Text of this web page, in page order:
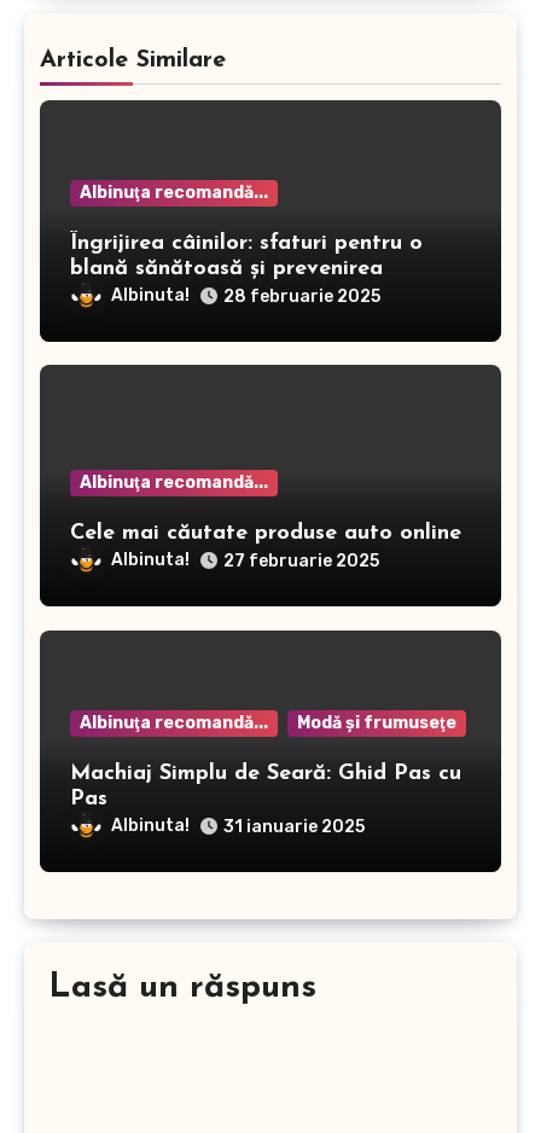
Articole Similare
Albinuţa recomandă...
Îngrijirea câinilor: sfaturi pentru o
blană sănătoasă și prevenirea
dermatitei
Albinuta! 28 februarie 2025
Albinuţa recomandă...
Cele mai căutate produse auto online
Albinuta! 27 februarie 2025
Albinuţa recomandă... Modă şi frumuseţe
Machiaj Simplu de Seară: Ghid Pas cu
Pas
Albinuta! 31 ianuarie 2025
Lasă un răspuns